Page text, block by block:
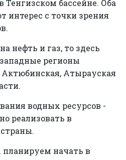
Тенгизском бассейне. Оба
интерес с точки зрения
нефть и газ, то здесь
регионы
Актюбинская, Атырауская
водных ресурсов -
реализовать в
начать в